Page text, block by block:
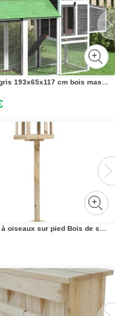
Poulailler gris 193x65x117 cm bois massif de pin
Mangeoire à oiseaux sur pied Bois de sapin 33x110 cm